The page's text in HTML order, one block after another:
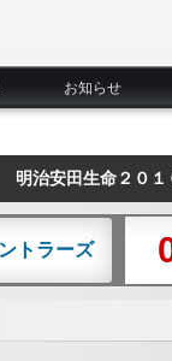
お知らせ
明治安田生命２０
トラーズ